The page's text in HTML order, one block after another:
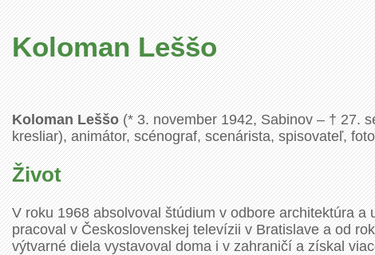
Koloman Leššo
Koloman Leššo(* 3. november 1942, Sabinov – † 27.
kresliar), animátor, scénograf, scenárista, spisovateľ,
Život
V roku 1968 absolvoval štúdium v odbore architektúra
pracoval v Československej televízii v Bratislave a od
výtvarné diela vystavoval doma i v zahraničí a získal